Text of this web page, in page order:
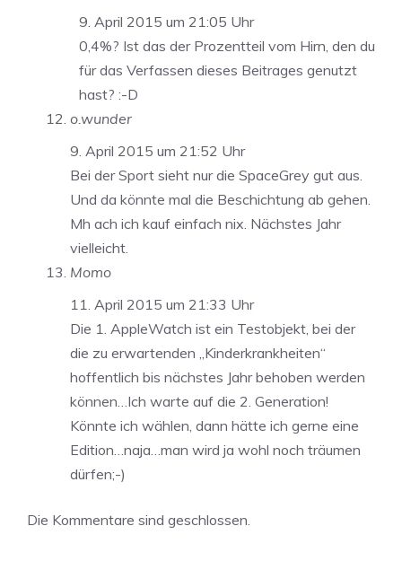
9. April 2015 um 21:05 Uhr
0,4%? Ist das der Prozentteil vom Hirn, den du
für das Verfassen dieses Beitrages genutzt
hast? :-D
o.wunder
9. April 2015 um 21:52 Uhr
Bei der Sport sieht nur die SpaceGrey gut aus.
Und da könnte mal die Beschichtung ab gehen.
Mh ach ich kauf einfach nix. Nächstes Jahr
vielleicht.
Momo
11. April 2015 um 21:33 Uhr
Die 1. AppleWatch ist ein Testobjekt, bei der
die zu erwartenden „Kinderkrankheiten“
hoffentlich bis nächstes Jahr behoben werden
können…Ich warte auf die 2. Generation!
Könnte ich wählen, dann hätte ich gerne eine
Edition…naja…man wird ja wohl noch träumen
dürfen;-)
Die Kommentare sind geschlossen.